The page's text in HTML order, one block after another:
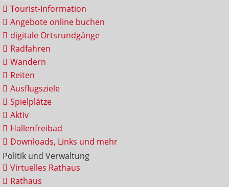
Tourist-Information
Angebote online buchen
digitale Ortsrundgänge
Radfahren
Wandern
Reiten
Ausflugsziele
Spielplätze
Aktiv
Hallenfreibad
Downloads, Links und mehr
Politik und Verwaltung
Virtuelles Rathaus
Rathaus